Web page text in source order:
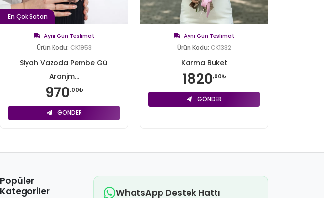
En Çok Satan
Aynı Gün Teslimat
Ürün Kodu: CK1953
Siyah Vazoda Pembe Gül
Aranjm...
970,00₺
GÖNDER
Aynı Gün Teslimat
Ürün Kodu: CK1332
Karma Buket
1820,00₺
GÖNDER
Popüler
Kategoriler
WhatsApp Destek Hattı